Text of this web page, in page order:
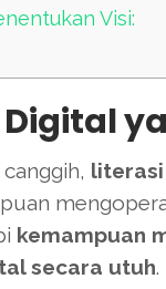
Visi:
Digital
kemampuan
secara utuh.